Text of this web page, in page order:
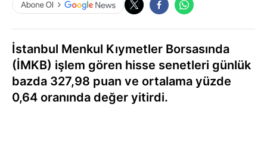
İstanbul Menkul Kıymetler Borsasında
(İMKB) işlem gören hisse senetleri günlük
bazda 327,98 puan ve ortalama yüzde
0,64 oranında değer yitirdi.